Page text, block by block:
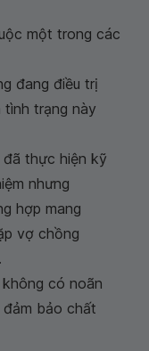
một trong các
đang điều trị
tình trạng này
thực hiện kỹ
nhưng
hợp mang
vợ chồng
có noãn
bảo chất